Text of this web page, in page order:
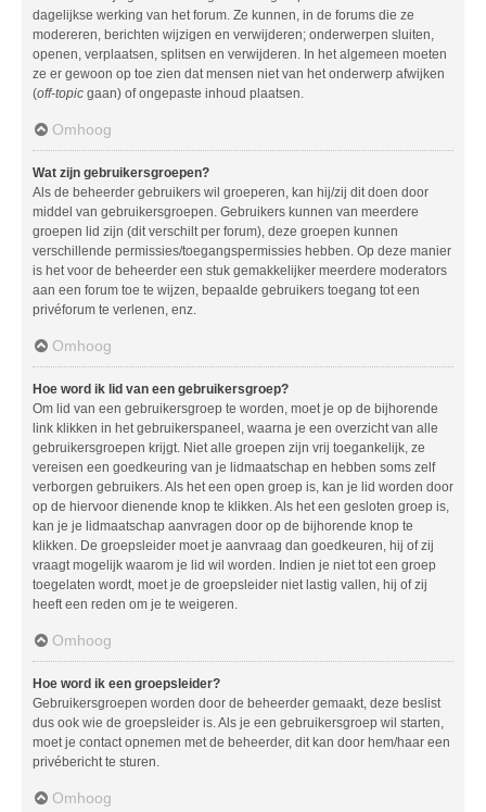
dagelijkse werking van het forum. Ze kunnen, in de forums die ze
modereren, berichten wijzigen en verwijderen; onderwerpen sluiten,
openen, verplaatsen, splitsen en verwijderen. In het algemeen moeten
ze er gewoon op toe zien dat mensen niet van het onderwerp afwijken
(off-topic gaan) of ongepaste inhoud plaatsen.
Omhoog
Wat zijn gebruikersgroepen?
Als de beheerder gebruikers wil groeperen, kan hij/zij dit doen door
middel van gebruikersgroepen. Gebruikers kunnen van meerdere
groepen lid zijn (dit verschilt per forum), deze groepen kunnen
verschillende permissies/toegangspermissies hebben. Op deze manier
is het voor de beheerder een stuk gemakkelijker meerdere moderators
aan een forum toe te wijzen, bepaalde gebruikers toegang tot een
privéforum te verlenen, enz.
Omhoog
Hoe word ik lid van een gebruikersgroep?
Om lid van een gebruikersgroep te worden, moet je op de bijhorende
link klikken in het gebruikerspaneel, waarna je een overzicht van alle
gebruikersgroepen krijgt. Niet alle groepen zijn vrij toegankelijk, ze
vereisen een goedkeuring van je lidmaatschap en hebben soms zelf
verborgen gebruikers. Als het een open groep is, kan je lid worden door
op de hiervoor dienende knop te klikken. Als het een gesloten groep is,
kan je je lidmaatschap aanvragen door op de bijhorende knop te
klikken. De groepsleider moet je aanvraag dan goedkeuren, hij of zij
vraagt mogelijk waarom je lid wil worden. Indien je niet tot een groep
toegelaten wordt, moet je de groepsleider niet lastig vallen, hij of zij
heeft een reden om je te weigeren.
Omhoog
Hoe word ik een groepsleider?
Gebruikersgroepen worden door de beheerder gemaakt, deze beslist
dus ook wie de groepsleider is. Als je een gebruikersgroep wil starten,
moet je contact opnemen met de beheerder, dit kan door hem/haar een
privébericht te sturen.
Omhoog